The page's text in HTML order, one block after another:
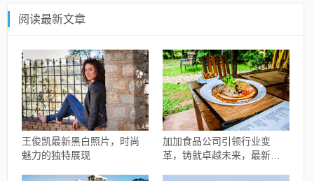
阅读最新文章
王俊凯最新黑白照片，时尚
魅力的独特展现
加加食品公司引领行业变
革，铸就卓越未来，最新动